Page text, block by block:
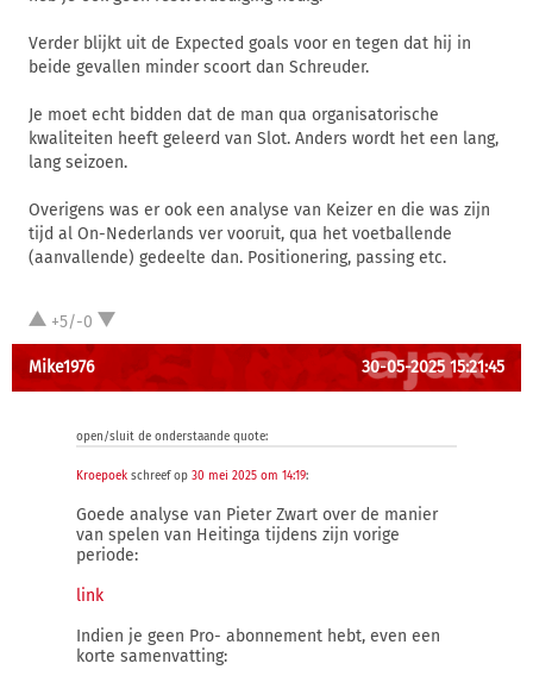
Verder blijkt uit de Expected goals voor en tegen dat hij in
beide gevallen minder scoort dan Schreuder.
Je moet echt bidden dat de man qua organisatorische
kwaliteiten heeft geleerd van Slot. Anders wordt het een lang,
lang seizoen.
Overigens was er ook een analyse van Keizer en die was zijn
tijd al On-Nederlands ver vooruit, qua het voetballende
(aanvallende) gedeelte dan. Positionering, passing etc.
+5/-0
Mike1976 30-05-2025 15:21:45
open/sluit de onderstaande quote:
Kroepoek schreef op 30 mei 2025 om 14:19:
Goede analyse van Pieter Zwart over de manier
van spelen van Heitinga tijdens zijn vorige
periode:
link
Indien je geen Pro- abonnement hebt, even een
korte samenvatting: